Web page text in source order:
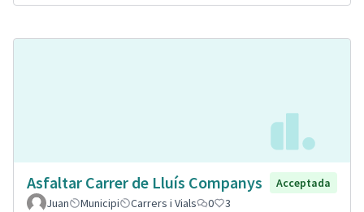
Asfaltar Carrer de Lluís Companys
Acceptada
Juan
Municipi Carrers i Vials 0 3